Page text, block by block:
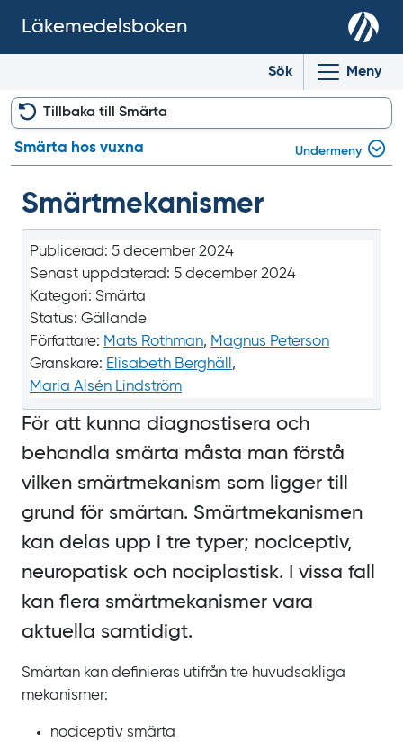
Läkemedelsboken
Sök Meny
Smärtmekanismer
Publicerad: 5 december 2024
Senast uppdaterad: 5 december 2024
Kategori: Smärta
Status: Gällande
Författare: Mats Rothman, Magnus Peterson
Granskare: Elisabeth Berghäll ,
Maria Alsén Lindström
För att kunna diagnostisera och
behandla smärta måsta man förstå
vilken smärtmekanism som ligger till
grund för smärtan. Smärtmekanismen
kan delas upp i tre typer; nociceptiv,
neuropatisk och nociplastisk. I
vissa fall
kan flera smärtmekanismer vara
aktuella samtidigt.
Smärtan kan definieras utifrån tre huvudsakliga
mekanismer:
nociceptiv smärta
Tillbaka till Smärta
Smärta hos vuxna Undermeny